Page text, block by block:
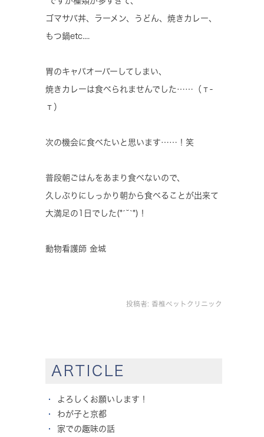
ゴマサバ丼、ラーメン、うどん、焼きカレー、
もつ鍋etc....
胃のキャパオーバーしてしまい、
焼きカレーは食べられませんでした……（т-
т）
次の機会に食べたいと思います……！笑
普段朝ごはんをあまり食べないので、
久しぶりにしっかり朝から食べることが出来て
大満足の1日でした(*ˊ˘ˋ*)！
動物看護師 金城
投稿者: 香椎ペットクリニック
ARTICLE
よろしくお願いします！
わが子と京都
家での趣味の話